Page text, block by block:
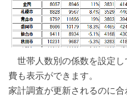
世帯人数別の係数を設定し
費も表示ができます。
家計調査が更新されるのに